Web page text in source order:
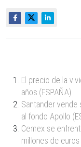
El precio de la
años (ESPAÑA)
Santander vende
al fondo Apollo
Cemex se
millones de euros